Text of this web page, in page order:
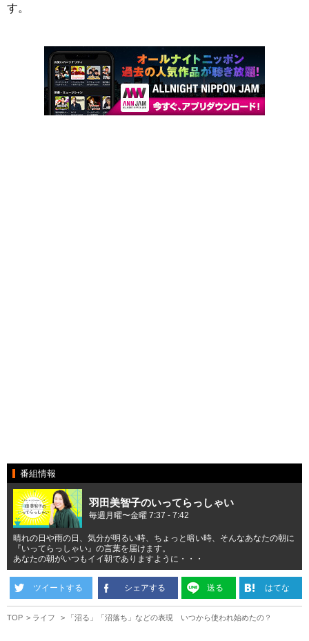
す。
番組情報
羽田美智子のいってらっしゃい
毎週月曜〜金曜 7:37 - 7:42
晴れの日や雨の日、気分が明るい時、ちょっと暗い時、そんなあなたの朝に
『いってらっしゃい』の言葉を届けます。
あなたの朝がいつもイイ朝でありますように・・・
ツイートする シェアする 送る はてな
TOP ライフ 「沼る」「沼落ち」などの表現 いつから使われ始めたの？